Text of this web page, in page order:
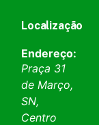
Localização
Endereço:
Praça 31
de Março,
SN,
Centro